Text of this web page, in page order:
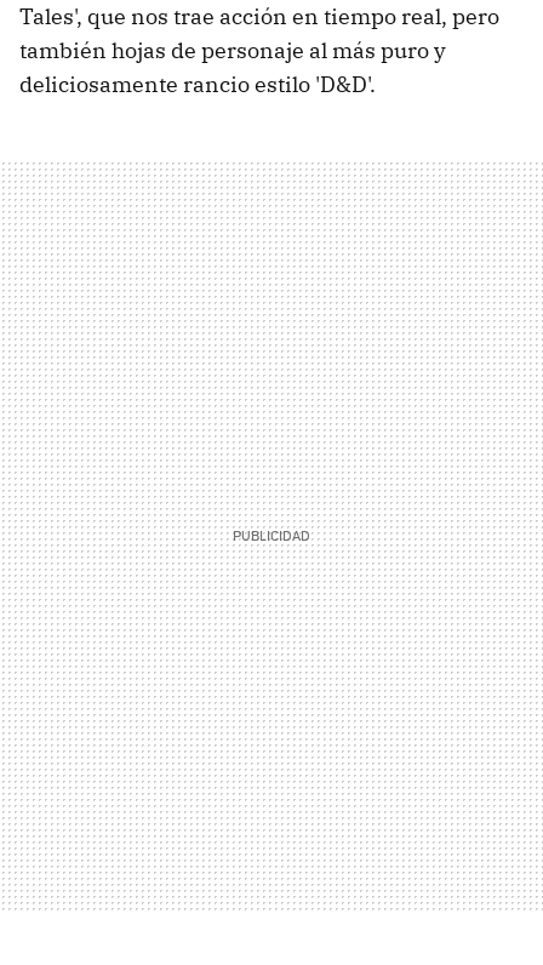
Tales', que nos trae acción en tiempo real, pero
también hojas de personaje al más puro y
deliciosamente rancio estilo 'D&D'.